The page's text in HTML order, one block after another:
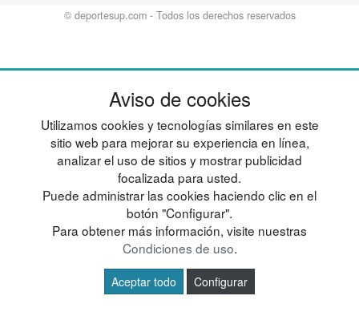
© deportesup.com - Todos los derechos reservados
Aviso de cookies
Utilizamos cookies y tecnologías similares en este
sitio web para mejorar su experiencia en línea,
analizar el uso de sitios y mostrar publicidad
focalizada para usted.
Puede administrar las cookies haciendo clic en el
botón "Configurar".
Para obtener más información, visite nuestras
Condiciones de uso.
Aceptar todo Configurar